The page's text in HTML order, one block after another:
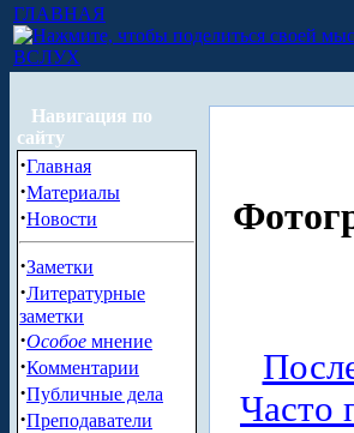
ГЛАВНАЯ
ВСЛУХ
Навигация по
сайту
·Главная
·Материалы
·Новости
·Заметки
·Литературные
заметки
·Особое мнение
·Комментарии
·Публичные дела
·Преподаватели
Часто